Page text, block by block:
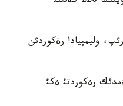
(63 كةلئ) جالپئ سالماعئ 245 كةلئنئ كوتةرئپ، وليمپيادا رةكوردئن
رةكوردتئ ةكئ